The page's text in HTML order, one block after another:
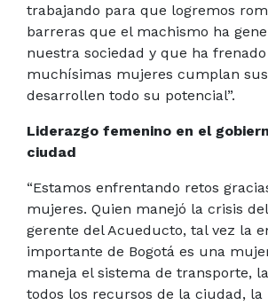
trabajando para que logremos
barreras que el machismo ha
nuestra sociedad y que ha
muchísimas mujeres cumplan
desarrollen todo su potencial”.
Liderazgo femenino en el
ciudad
“Estamos enfrentando retos
mujeres. Quien manejó la crisis
gerente del Acueducto, tal vez la
importante de Bogotá es una
maneja el sistema de transporte,
todos los recursos de la ciudad, la